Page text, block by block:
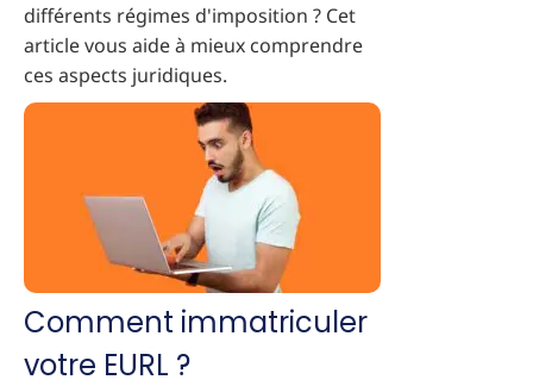
différents régimes d'imposition ? Cet
article vous aide à mieux comprendre
ces aspects juridiques.
Comment immatriculer
votre EURL ?